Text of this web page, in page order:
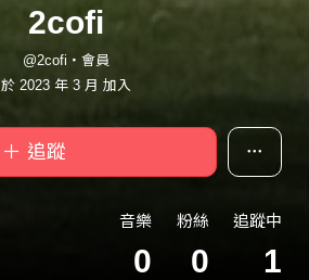
2cofi
@2cofi・會員
於 2023 年 3 月 加入
＋ 追蹤
音樂
0
粉絲
0
追蹤中
1